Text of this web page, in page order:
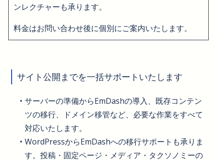
ンレクチャーも承ります。
料金はお問い合わせ後に個別にご案内いたします。
サイト公開までを一括サポートいたします
サーバーの準備からEmDashの導入、既存コンテン
ツの移行、ドメイン移管など、必要な作業をすべて
対応いたします。
WordPressからEmDashへの移行サポートも承りま
す。投稿・固定ページ・メディア・タクソノミーの